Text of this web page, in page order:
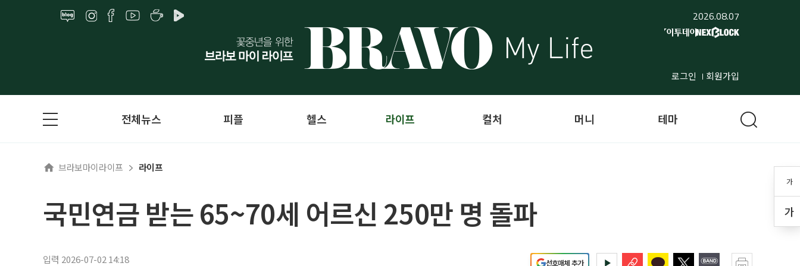
2026.08.07
로그인 회원가입
가
가
전체뉴스 피플 헬스 라이프 컬처 머니 테마
브라보마이라이프 라이프
국민연금 받는 65~70세 어르신 250만 명 돌파
입력 2026-07-02 14:18 선호매체 추가